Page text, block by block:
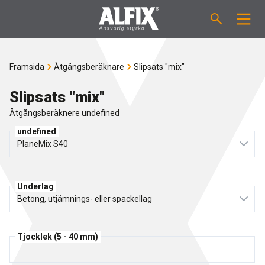
Spackelmassor "Mix"
Fästmassor "Fix"
VÄGLEDNINGAR
Om Alfix
NYHETER
Framsida Åtgångsberäknare Slipsats "mix"
Slipsats "mix"
Åtgångsberäknere undefined
undefined
Underlag
Tjocklek (5 - 40 mm)